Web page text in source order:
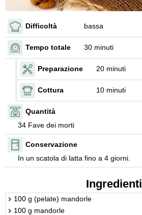
Difficoltà bassa
Tempo totale 30 minuti
Preparazione 20 minuti
Cottura 10 minuti
Quantità
34 Fave dei morti
Conservazione
In un scatola di latta fino a 4 giorni.
Ingredienti
100 g (pelate) mandorle
100 g mandorle